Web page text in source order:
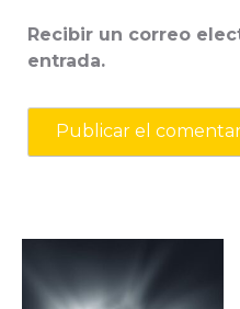
Recibir un correo
entrada.